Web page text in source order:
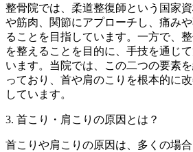
整骨院では、柔道整復師という国家
や筋肉、関節にアプローチし、痛み
ることを目指しています。一方で、
を整えることを目的に、手技を通じ
います。当院では、この二つの要素
っており、首や肩のこりを根本的に
しています。
3. 首こり・肩こりの原因とは？
首こりや肩こりの原因は、多くの場